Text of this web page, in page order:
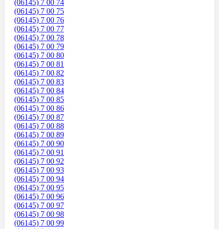
(06145) 7 00 74
(06145) 7 00 75
(06145) 7 00 76
(06145) 7 00 77
(06145) 7 00 78
(06145) 7 00 79
(06145) 7 00 80
(06145) 7 00 81
(06145) 7 00 82
(06145) 7 00 83
(06145) 7 00 84
(06145) 7 00 85
(06145) 7 00 86
(06145) 7 00 87
(06145) 7 00 88
(06145) 7 00 89
(06145) 7 00 90
(06145) 7 00 91
(06145) 7 00 92
(06145) 7 00 93
(06145) 7 00 94
(06145) 7 00 95
(06145) 7 00 96
(06145) 7 00 97
(06145) 7 00 98
(06145) 7 00 99